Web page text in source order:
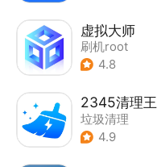
虚拟大师
刷机root
4.8
2345清理王
垃圾清理
4.9